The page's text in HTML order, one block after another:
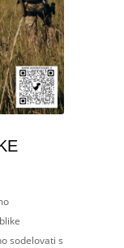
sodelovati s